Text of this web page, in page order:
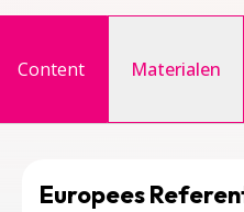
Content Materialen
Europees